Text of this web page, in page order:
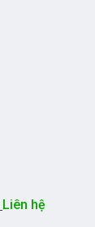
Liên hệ